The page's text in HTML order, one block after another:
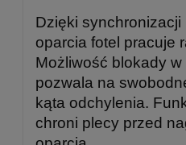
Dzięki
oparcia fotel pracuje
Możliwość blokady
pozwala na
kąta odchylenia.
chroni plecy przed